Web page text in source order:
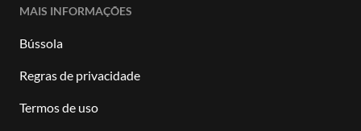
MAIS INFORMAÇÕES
Bússola
Regras de privacidade
Termos de uso